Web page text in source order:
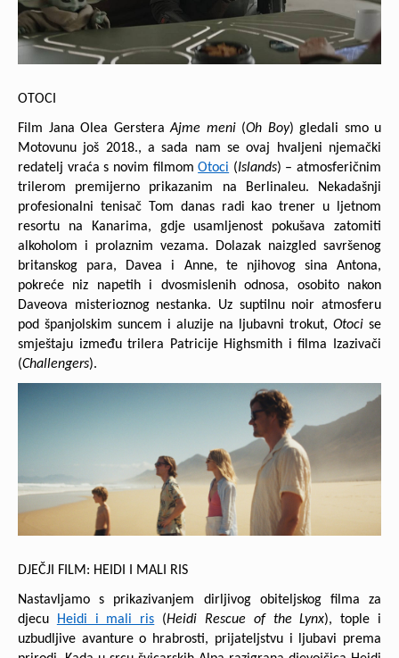
OTOCI
Film Jana Olea GersteraAjme meni(Oh Boy) gledali smo u
Motovunu još 2018., a sada nam se ovaj hvaljeni njemački
redatelj vraća s novim filmomOtoci (Islands) – atmosferičnim
trilerom premijerno prikazanim na Berlinaleu. Nekadašnji
profesionalni tenisač Tom danas radi kao trener u ljetnom
resortu na Kanarima, gdje usamljenost pokušava zatomiti
alkoholom i prolaznim vezama. Dolazak naizgled savršenog
britanskog para, Davea i Anne, te njihovog sina Antona,
pokreće niz napetih i dvosmislenih odnosa, osobito nakon
Daveova misterioznog nestanka. Uz suptilnu noir atmosferu
pod španjolskim suncem i aluzije na ljubavni trokut, Otoci se
smještaju između trilera Patricije Highsmith i filma Izazivači
(Challengers).
DJEČJI FILM: HEIDI I MALI RIS
Nastavljamo s prikazivanjem dirljivog obiteljskog filma za
djecu
Heidi i mali ris (Heidi Rescue of the Lynx), tople i
uzbudljive avanture o hrabrosti, prijateljstvu i ljubavi prema